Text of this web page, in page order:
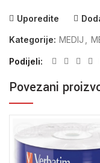
Uporedite
Kategorije: MEDIJ
Podijeli
Povezani